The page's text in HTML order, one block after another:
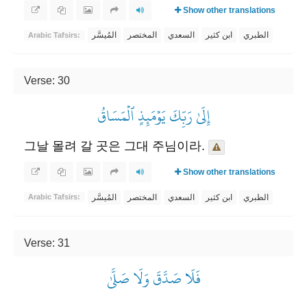
Show other translations
Arabic Tafsirs: المُيسَّر المختصر السعدي ابن كثير الطبري
Verse: 30
إِلَىٰ رَبِّكَ يَوۡمَئِذٍ ٱلۡمَسَاقُ
그날 몰려 갈 곳은 그대 주님이라.
Show other translations
Arabic Tafsirs: المُيسَّر المختصر السعدي ابن كثير الطبري
Verse: 31
فَلَا صَدَّقَ وَلَا صَلَّىٰ